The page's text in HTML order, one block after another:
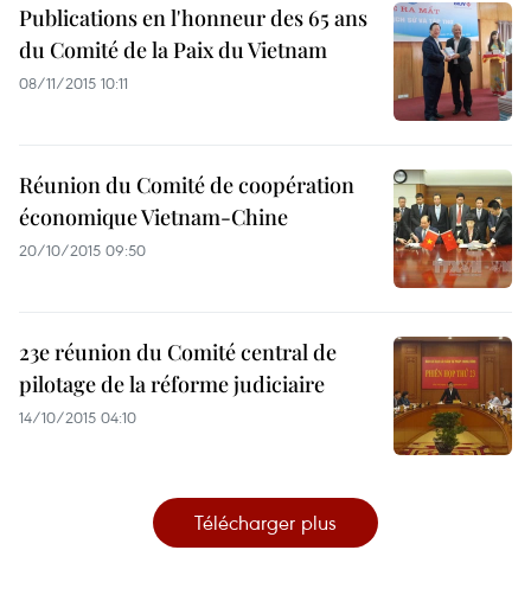
Publications en l'honneur des 65 ans
du Comité de la Paix du Vietnam
08/11/2015 10:11
Réunion du Comité de coopération
économique Vietnam-Chine
20/10/2015 09:50
23e réunion du Comité central de
pilotage de la réforme judiciaire
14/10/2015 04:10
Télécharger plus